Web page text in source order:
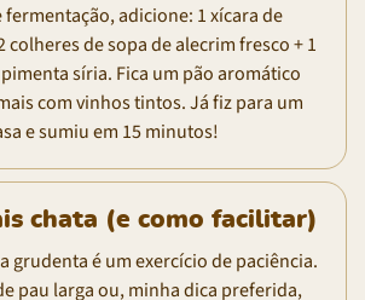
fermentação, adicione: 1 xícara de
colheres de sopa de alecrim fresco + 1
síria. Fica um pão aromático
com vinhos tintos. Já fiz para um
e sumiu em 15 minutos!
chata (e como facilitar)
grudenta é um exercício de paciência.
pau larga ou, minha dica preferida,